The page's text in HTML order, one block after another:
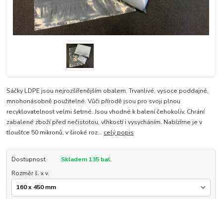
Sáčky LDPE jsou nejrozšířenějším obalem. Trvanlivé, vysoce poddajné,
mnohonásobně použitelné. Vůči přírodě jsou pro svoji plnou
recyklovatelnost velmi šetrné. Jsou vhodné k balení čehokoliv. Chrání
zabalené zboží před nečistotou, vlhkostí i vysycháním. Nabízíme je v
tloušťce 50 mikronů, v široké roz... celý popis
Dostupnost
Skladem 135 bal.
Rozměr š. x v.